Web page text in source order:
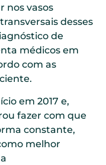
nos vasos
desses
de
médicos em
com as
em 2017 e,
fazer com que
constante,
melhor